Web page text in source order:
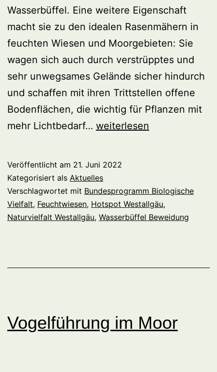
Wasserbüffel. Eine weitere Eigenschaft
macht sie zu den idealen Rasenmähern in
feuchten Wiesen und Moorgebieten: Sie
wagen sich auch durch verstrüpptes und
sehr unwegsames Gelände sicher hindurch
und schaffen mit ihren Trittstellen offene
Bodenflächen, die wichtig für Pflanzen mit
mehr Lichtbedarf… Wasserbüffel-
weiterlesen
Veröffentlicht am 21. Juni 2022
Kategorisiert als Aktuelles
Verschlagwortet mit Bundesprogramm Biologische
Vielfalt, Feuchtwiesen, Hotspot Westallgäu,
Naturvielfalt Westallgäu, Wasserbüffel Beweidung
Vogelführung im Moor